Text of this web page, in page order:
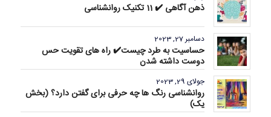
ذهن آگاهی ✔️ 11 تکنیک روانشناسی
دسامبر 27, 2023
حساسیت به طرد چیست✔️ راه های تقویت حس
دوست داشته شدن
جولای 29, 2023
روانشناسی رنگ ها چه حرفی برای گفتن دارد؟ (بخش
یک)